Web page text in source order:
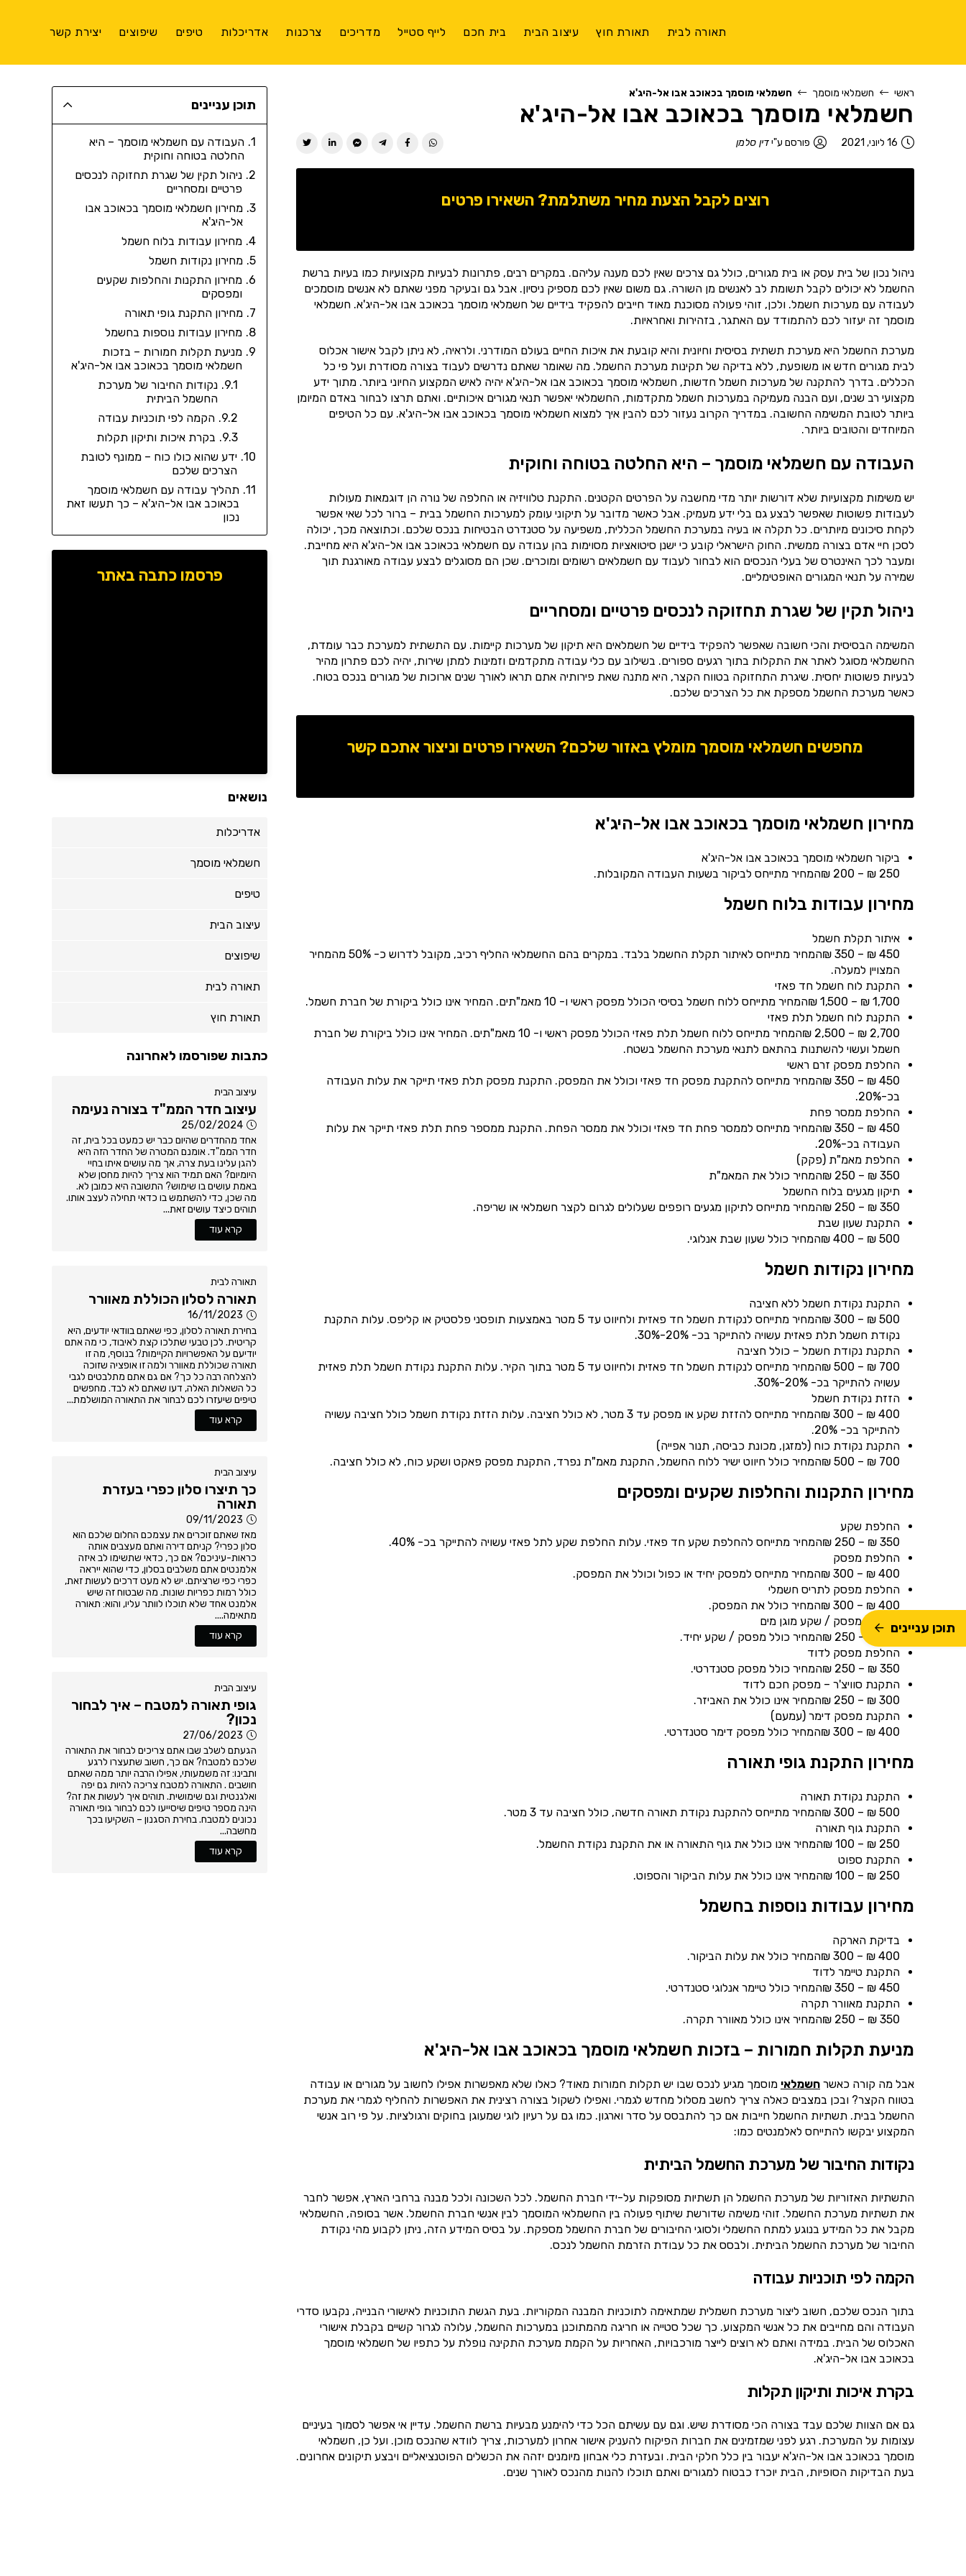
תאורה לבית תאורת חוץ עיצוב הבית בית חכם לייף סטייל מדריכים צרכנות אדריכלות טיפים שיפוצים יצירת קשר
ראשי חשמלאי מוסמך חשמלאי מוסמך בכאוכב אבו אל-היג'א
חשמלאי מוסמך בכאוכב אבו אל-היג'א
16 ליוני, 2021 פורסם ע"ידין סלמן
רוצים לקבל הצעת מחיר משתלמת? השאירו פרטים
ניהול נכון של בית עסק או בית מגורים, כולל גם צרכים שאין לכם מענה עליהם. במקרים רבים, פתרונות לבעיות מקצועיות כמו בעיות ברשת
החשמל לא יכולים לקבל תשומת לב לאנשים מן השורה. גם משום שאין לכם מספיק ניסיון. אבל גם ובעיקר מפני שאתם לא אנשים מוסמכים
לעבודה עם מערכות חשמל. ולכן, זוהי פעולה מסוכנת מאוד חייבים להפקיד בידיים של חשמלאי מוסמך בכאוכב אבו אל-היג'א. חשמלאי
מוסמך זה יעזור לכם להתמודד עם האתגר, בזהירות ואחראיות.
מערכת החשמל היא מערכת תשתית בסיסית וחיונית והיא קובעת את איכות החיים בעולם המודרני. ולראיה, לא ניתן לקבל אישור אכלוס
לבית מגורים חדש או משופעת, ללא בדיקה של תקינות מערכת החשמל. מה שאומר שאתם נדרשים לעבוד בצורה מסודרת ועל פי כל
הכללים. בדרך להתקנה של מערכות חשמל חדשות, חשמלאי מוסמך בכאוכב אבו אל-היג'א יהיה לאיש המקצוע החיוני ביותר. מתוך ידע
מקצועי רב שנים, ועם הבנה מעמיקה במערכות חשמל מתקדמות, החשמלאי יאפשר תנאי מגורים איכותיים. ואתם תרצו לבחור באדם המיומן
ביותר לטובת המשימה החשובה. במדריך הקרוב נעזור לכם להבין איך למצוא חשמלאי מוסמך בכאוכב אבו אל-היג'א. עם כל הטיפים
המיוחדים והטובים ביותר.
העבודה עם חשמלאי מוסמך – היא החלטה בטוחה וחוקית
יש משימות מקצועיות שלא דורשות יותר מדי מחשבה על הפרטים הקטנים. התקנת טלוויזיה או החלפה של נורה הן דוגמאות מעולות
לעבודות פשוטות שאפשר לבצע גם בלי ידע מעמיק. אבל כאשר מדובר על תיקוני עומק למערכות החשמל בבית – ברור לכל שאי אפשר
לקחת סיכונים מיותרים. כל תקלה או בעיה במערכת החשמל הכללית, משפיעה על סטנדרט הבטיחות בנכס שלכם. וכתוצאה מכך, יכולה
לסכן חיי אדם בצורה ממשית. החוק הישראלי קובע כי ישנן סיטואציות מסוימות בהן עבודה עם חשמלאי בכאוכב אבו אל-היג'א היא מחייבת.
ומעבר לכך האינטרס של בעלי הנכסים הוא לבחור לעבוד עם חשמלאים רשומים ומוכרים. שכן הם מסוגלים לבצע עבודה מאורגנת תוך
שמירה על תנאי המגורים האופטימליים.
ניהול תקין של שגרת תחזוקה לנכסים פרטיים ומסחריים
המשימה הבסיסית והכי חשובה שאפשר להפקיד בידיים של חשמלאים היא תיקון של מערכות קיימות. עם התשתית למערכת כבר עומדת,
החשמלאי מסוגל לאתר את התקלות בתוך רגעים ספורים. בשילוב עם כלי עבודה מתקדמים וזמינות למתן שירות, יהיה לכם פתרון מהיר
לבעיות פשוטות יחסית. שיגרת התחזוקה בטווח הקצר, היא מתנה שאת פירותיה אתם תראו לאורך שנים ארוכות של מגורים בנכס בטוח.
כאשר מערכת החשמל מספקת את כל הצרכים שלכם.
מחפשים חשמלאי מוסמך מומלץ באזור שלכם? השאירו פרטים וניצור אתכם קשר
מחירון חשמלאי מוסמך בכאוכב אבו אל-היג'א
ביקור חשמלאי מוסמך בכאוכב אבו אל-היג'א
250 ₪ – 200 ₪המחיר מתייחס לביקור בשעות העבודה המקובלות.
מחירון עבודות בלוח חשמל
איתור תקלת חשמל
450 ₪ – 350 ₪המחיר מתייחס לאיתור תקלת החשמל בלבד. במקרים בהם החשמלאי החליף רכיב, מקובל לדרוש כ- 50% מהמחיר
המצויין למעלה.
התקנת לוח חשמל חד פאזי
1,700 ₪ – 1,500 ₪המחיר מתייחס ללוח חשמל בסיסי הכולל מפסק ראשי ו- 10 מאמ"תים. המחיר אינו כולל ביקורת של חברת חשמל.
התקנת לוח חשמל תלת פאזי
2,700 ₪ – 2,500 ₪המחיר מתייחס ללוח חשמל תלת פאזי הכולל מפסק ראשי ו- 10 מאמ"תים. המחיר אינו כולל ביקורת של חברת
חשמל ועשוי להשתנות בהתאם לתנאי מערכת החשמל בשטח.
החלפת מפסק זרם ראשי
450 ₪ – 350 ₪המחיר מתייחס להתקנת מפסק חד פאזי וכולל את המפסק. התקנת מפסק תלת פאזי תייקר את עלות העבודה
בכ-20%.
החלפת ממסר פחת
450 ₪ – 350 ₪המחיר מתייחס לממסר פחת חד פאזי וכולל את ממסר הפחת. התקנת ממספר פחת תלת פאזי תייקר את עלות
העבודה בכ-20%.
החלפת מאמ"ת (פקק)
350 ₪ – 250 ₪המחיר כולל את המאמ"ת
תיקון מגעים בלוח החשמל
350 ₪ – 250 ₪המחיר מתייחס לתיקון מגעים רופפים שעלולים לגרום לקצר חשמלאי או שריפה.
התקנת שעון שבת
500 ₪ – 400 ₪המחיר כולל שעון שבת אנלוגי.
מחירון נקודות חשמל
התקנת נקודת חשמל ללא חציבה
500 ₪ – 300 ₪המחיר מתייחס לנקודת חשמל חד פאזית ולחיווט עד 5 מטר באמצעות תופסני פלסטיק או קליפס. עלות התקנת
נקודת חשמל תלת פאזית עשויה להתייקר בכ- 20%-30%.
התקנת נקודת חשמל – כולל חציבה
700 ₪ – 500 ₪המחיר מתייחס לנקודת חשמל חד פאזית ולחיווט עד 5 מטר בתוך הקיר. עלות התקנת נקודת חשמל תלת פאזית
עשויה להתייקר בכ- 20%-30%.
הזזת נקודת חשמל
400 ₪ – 300 ₪המחיר מתייחס להזזת שקע או מפסק עד 3 מטר, לא כולל חציבה. עלות הזזת נקודת חשמל כולל חציבה עשויה
להתייקר בכ- 20%.
התקנת נקודת כוח (למזגן, מכונת כביסה, תנור אפייה)
700 ₪ – 500 ₪המחיר כולל חיווט ישיר ללוח החשמל, התקנת מאמ"ת נפרד, התקנת מפסק פאקט ושקע כוח, לא כולל חציבה.
מחירון התקנות והחלפות שקעים ומפסקים
החלפת שקע
350 ₪ – 250 ₪המחיר מתייחס להחלפת שקע חד פאזי. עלות החלפת שקע לתל פאזי עשויה להתייקר בכ- 40%.
החלפת מפסק
400 ₪ – 300 ₪המחיר מתייחס למפסק יחיד או כפול וכולל את המפסק.
החלפת מפסק לתריס חשמלי
400 ₪ – 300 ₪המחיר כולל את המפסק.
החלפת מפסק / שקע מוגן מים
350 ₪ – 250 ₪המחיר כולל מפסק / שקע יחיד.
החלפת מפסק לדוד
350 ₪ – 250 ₪המחיר כולל מפסק סטנדרטי.
התקנת סוויצ'ר – מפסק חכם לדוד
300 ₪ – 250 ₪המחיר אינו כולל את האביזר.
התקנת מפסק דימר (עמעם)
400 ₪ – 300 ₪המחיר כולל מפסק דימר סטנדרטי.
מחירון התקנת גופי תאורה
התקנת נקודת תאורה
500 ₪ – 300 ₪המחיר מתייחס להתקנת נקודת תאורה חדשה, כולל חציבה עד 3 מטר.
התקנת גוף תאורה
250 ₪ – 100 ₪המחיר אינו כולל את גוף התאורה או את התקנת נקודת החשמל.
התקנת ספוט
250 ₪ – 100 ₪המחיר אינו כולל את עלות הביקור והספוט.
מחירון עבודות נוספות בחשמל
בדיקת הארקה
400 ₪ – 300 ₪המחיר כולל את עלות הביקור.
התקנת טיימר לדוד
450 ₪ – 350 ₪המחיר כולל טיימר אנלוגי סטנדרטי.
התקנת מאוורר תקרה
350 ₪ – 250 ₪המחיר אינו כולל מאוורר תקרה.
מניעת תקלות חמורות – בזכות חשמלאי מוסמך בכאוכב אבו אל-היג'א
אבל מה קורה כאשר חשמלאי מוסמך מגיע לנכס שבו יש תקלות חמורות מאוד? כאלו שלא מאפשרות אפילו לחשוב על מגורים או עבודה
בטווח הקצר? ובכן במצבים כאלה צריך לחשב מסלול מחדש לגמרי. ואפילו לשקול בצורה רצינית את האפשרות להחליף לגמרי את מערכת
החשמל בבית. תשתיות החשמל חייבות אם כך להתבסס על סדר וארגון. כמו גם על רעיון לוגי שמעוגן בחוקים ורגולציות. על פי רוב אנשי
המקצוע יבקשו להתייחס לאלמנטים כמו:
נקודות החיבור של מערכת החשמל הביתית
התשתיות האזוריות של מערכת החשמל הן תשתיות מסופקות על-ידי חברת החשמל. לכל השכונה ולכל מבנה ברחבי הארץ, אפשר לחבר
את תשתיות מערכת החשמל. זוהי משימה שדורשת שיתוף פעולה בין החשמלאי המוסמך לבין אנשי חברת החשמל. אשר בסופה, החשמלאי
מקבל את כל המידע בנוגע למתח החשמלי ולסוגי החיבורים של חברת החשמל מספקת. על בסיס המידע הזה, ניתן לקבוע מהי נקודת
החיבור של מערכת החשמל הביתית. ולבסס את כל עבודת הזרמת החשמל לנכס.
הקמה לפי תוכניות עבודה
בתוך הנכס שלכם, חשוב ליצור מערכת חשמלית שמתאימה לתוכניות המבנה המקוריות. בעת הגשת התוכניות לאישורי הבנייה, נקבעו סדרי
העבודה והם מחייבים את כל אנשי המקצוע. כך שכל סטייה או חריגה מהמתוכנן במערכות החשמל, עלולה לגרור קשיים בקבלת אישורי
האכלוס של הבית. במידה ואתם לא רוצים לייצר מורכבויות, האחריות על הקמת מערכת התקינה נופלת על כתפיו של חשמלאי מוסמך
בכאוכב אבו אל-היג'א.
בקרת איכות ותיקון תקלות
גם אם הצוות שלכם עבד בצורה הכי מסודרת שיש. וגם עם עשיתם הכל כדי להימנע מבעיות ברשת החשמל. עדיין אי אפשר לסמוך בעיניים
עצומות על המערכת. רגע לפני שמזמינים את חברות הפיקוח להעניק אישור אחרון למערכות, צריך לוודא שהנכס מוכן. ועל כן, חשמלאי
מוסמך בכאוכב אבו אל-היג'א יעבור בין כלל חלקי הבית. ובעזרת כלי אבחון מיומנים יזהה את הכשלים הפוטנציאליים ויבצע תיקונים אחרונים.
בעת הבדיקות הסופיות, הבית יוכרז כבטוח למגורים ואתם תוכלו להנות מהנכס לאורך שנים.
תוכן עניינים
העבודה עם חשמלאי מוסמך – היא
החלטה בטוחה וחוקית
ניהול תקין של שגרת תחזוקה לנכסים
פרטיים ומסחריים
מחירון חשמלאי מוסמך בכאוכב אבו
אל-היג'א
מחירון עבודות בלוח חשמל
מחירון נקודות חשמל
מחירון התקנות והחלפות שקעים
ומפסקים
מחירון התקנת גופי תאורה
מחירון עבודות נוספות בחשמל
מניעת תקלות חמורות – בזכות
חשמלאי מוסמך בכאוכב אבו אל-היג'א
נקודות החיבור של מערכת
החשמל הביתית
הקמה לפי תוכניות עבודה
בקרת איכות ותיקון תקלות
ידע שהוא כולו כוח – ממונף לטובת
הצרכים שלכם
תהליך עבודה עם חשמלאי מוסמך
בכאוכב אבו אל-היג'א – כך תעשו זאת
נכון
פרסמו כתבה באתר
נושאים
אדריכלות
חשמלאי מוסמך
טיפים
עיצוב הבית
שיפוצים
תאורה לבית
תאורת חוץ
כתבות שפורסמו לאחרונה
עיצוב הבית
עיצוב חדר הממ"ד בצורה נעימה
25/02/2024
אחד מהחדרים שהיום כבר יש כמעט בכל בית, זה
חדר הממ"ד. אומנם המטרה של החדר הזה היא
להגן עלינו בעת צרה, אך מה עושים איתו בחיי
היומיום? האם תמיד הוא צריך להיות מחסן שלא
באמת עושים בו שימוש? התשובה היא כמובן לא.
מה שכן, כדי להשתמש בו כדאי תחילה לעצב אותו.
תוהים כיצד עושים זאת...
קרא עוד
תאורה לבית
תאורה לסלון הכוללת מאוורר
16/11/2023
בחירת תאורה לסלון, כפי שאתם בוודאי יודעים, היא
קריטית. לכן טבעי שתלכו קצת לאיבוד, כי מה אתם
יודיעם על האפשרויות הקיימות? בנוסף, מה זו
תאורה שכוללת מאוורר ולמה זו אופציה שזוכה
להצלחה רבה כל כך? אם גם אתם מתלבטים לגבי
כל השאלות האלה, דעו שאתם לא לבד. מחפשים
טיפים שיעזרו לכם לבחור את התאורה המושלמת...
קרא עוד
עיצוב הבית
כך תיצרו סלון כפרי בעזרת
תאורה
09/11/2023
מאז שאתם זוכרים את עצמכם החלום שלכם הוא
סלון כפרי? קניתם דירה ואתם מעצבים אותה
כראות-עיניכם? אם כך, כדאי שתשימו לב איזה
אלמנטים אתם משלבים בסלון, כדי שהוא ייראה
כפרי כפי שרציתם. יש לא מעט דרכים לעשות זאת,
כולל רמות כפריות שונות. מה שבטוח זה שיש
אלמנט אחד שלא תוכלו לוותר עליו, והוא: תאורה
מתאימה....
קרא עוד
עיצוב הבית
גופי תאורה למטבח – איך לבחור
נכון?
27/06/2023
הגעתם לשלב שבו אתם צריכים לבחור את התאורה
שלכם למטבח? אם כך, חשוב שתעצרו לרגע
ותבינו: זה משמעותי, אפילו הרבה יותר ממה שאתם
חושבים . התאורה למטבח צריכה להיות גם יפה
ואלגנטית וגם שימושית. תוהים איך לעשות את זה?
הינה מספר טיפים שיסייעו לכם לבחור גופי תאורה
נכונים למטבח. בחירת הסגנון – השקיעו בכך
מחשבה...
קרא עוד
תוכן עניינים